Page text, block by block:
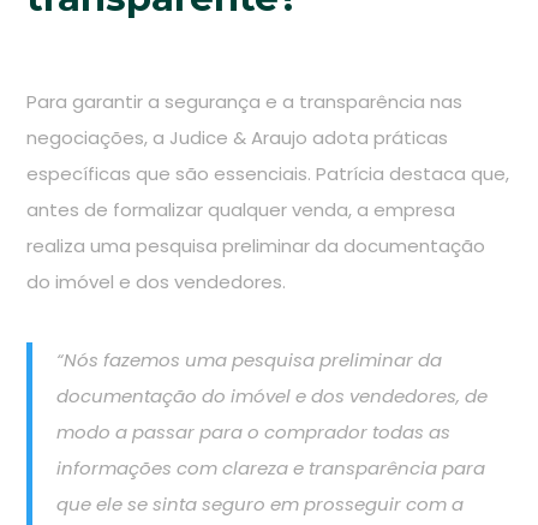
Para garantir a segurança e a transparência nas
negociações, a Judice & Araujo adota práticas
específicas que são essenciais. Patrícia destaca que,
antes de formalizar qualquer venda, a empresa
realiza uma pesquisa preliminar da documentação
do imóvel e dos vendedores.
“Nós fazemos uma pesquisa preliminar da
documentação do imóvel e dos vendedores, de
modo a passar para o comprador todas as
informações com clareza e transparência para
que ele se sinta seguro em prosseguir com a